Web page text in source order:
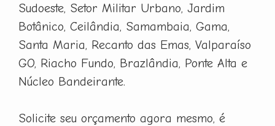
Sudoeste, Setor Militar Urbano, Jardim
Botânico, Ceilândia, Samambaia, Gama,
Santa Maria, Recanto das Emas, Valparaíso
GO, Riacho Fundo, Brazlândia, Ponte Alta e
Núcleo Bandeirante.
Solicite seu orçamento agora mesmo, é